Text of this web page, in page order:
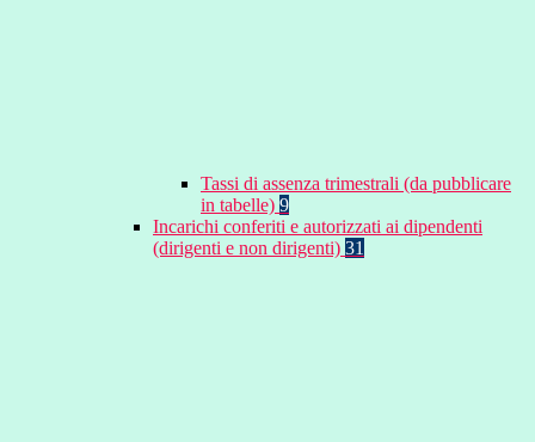
Tassi di assenza trimestrali (da pubblicare
in tabelle) 9
Incarichi conferiti e autorizzati ai dipendenti
(dirigenti e non dirigenti) 31